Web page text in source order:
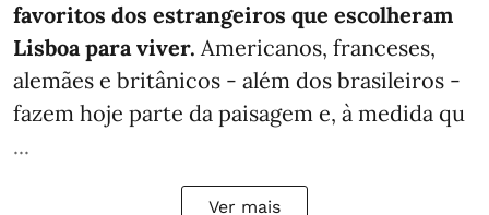
favoritos dos estrangeiros que escolheram
Lisboa para viver. Americanos, franceses,
alemães e britânicos - além dos brasileiros -
fazem hoje parte da paisagem e, à medida qu
...
Ver mais